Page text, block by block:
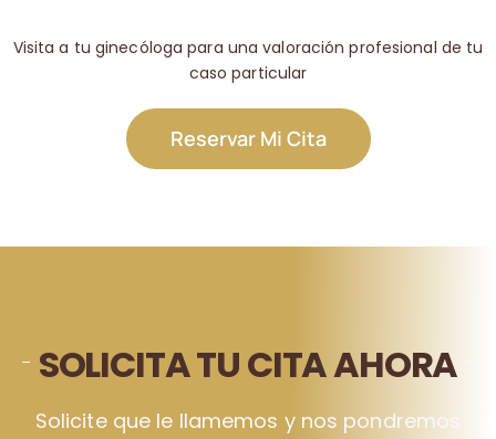
Visita a tu ginecóloga para una valoración profesional de tu
caso particular
Reservar Mi Cita
SOLICITA TU CITA AHORA
Solicite que le llamemos y nos pondremos